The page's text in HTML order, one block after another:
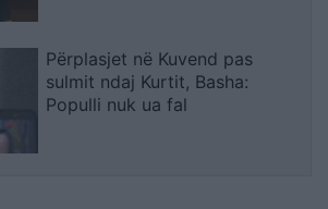
Përplasjet në Kuvend pas
sulmit ndaj Kurtit, Basha:
Populli nuk ua fal